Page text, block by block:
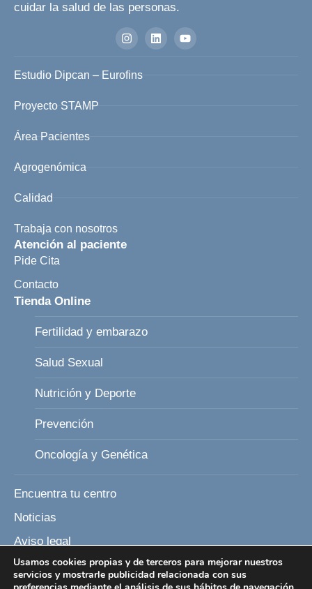
cuidar la salud de las personas.
Estudio Dipcan – Eurofins
Proyecto STAMP
Área Pacientes
Agrogenómica
Calidad
Trabaja con nosotros
Atención al paciente
Pide Cita
Contacto
Tienda Online
Fertilidad y embarazo
Salud Sexual
Nutrición y Deporte
Prevención
Oncología y Genética
Encuentra tu centro
Noticias
Aviso legal
Política de Privacidad
Usamos cookies propias y de terceros para mejorar nuestros
servicios y mostrarle publicidad relacionada con sus